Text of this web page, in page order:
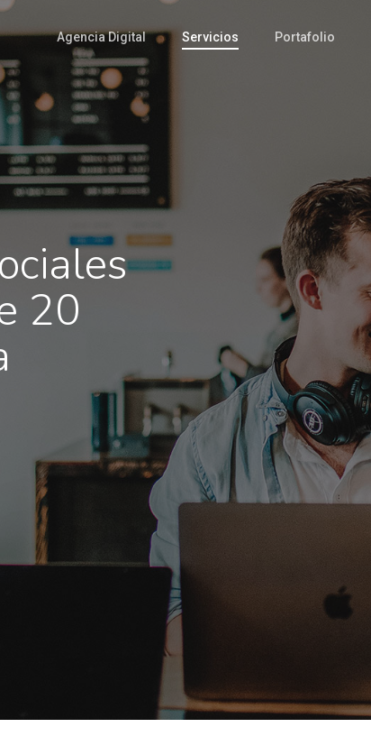
Agencia Digital Servicios Portafolio
20